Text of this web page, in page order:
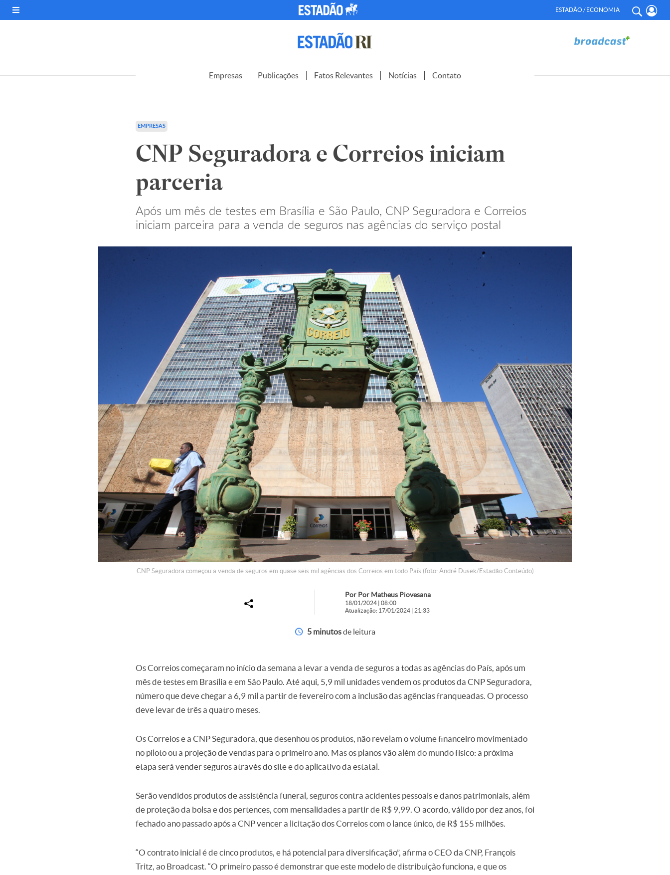
ESTADÃO / ECONOMIA
Empresas Publicações Fatos Relevantes Notícias Contato
EMPRESAS
CNP Seguradora e Correios iniciam
parceria
Após um mês de testes em Brasília e São Paulo, CNP Seguradora e Correios
iniciam parceira para a venda de seguros nas agências do serviço postal
CNP Seguradora começou a venda de seguros em quase seis mil agências dos Correios em todo País (foto: André Dusek/Estadão Conteúdo)
Por Por Matheus Piovesana
18/01/2024 | 08:00
Atualização: 17/01/2024 | 21:33
5 minutosde leitura
Os Correios começaram no início da semana a levar a venda de seguros a todas as agências do País, após um
mês de testes em Brasília e em São Paulo. Até aqui, 5,9 mil unidades vendem os produtos da CNP Seguradora,
número que deve chegar a 6,9 mil a partir de fevereiro com a inclusão das agências franqueadas. O processo
deve levar de três a quatro meses.
Os Correios e a CNP Seguradora, que desenhou os produtos, não revelam o volume financeiro movimentado
no piloto ou a projeção de vendas para o primeiro ano. Mas os planos vão além do mundo físico: a próxima
etapa será vender seguros através do site e do aplicativo da estatal.
Serão vendidos produtos de assistência funeral, seguros contra acidentes pessoais e danos patrimoniais, além
de proteção da bolsa e dos pertences, com mensalidades a partir de R$ 9,99. O acordo, válido por dez anos, foi
fechado ano passado após a CNP vencer a licitação dos Correios com o lance único, de R$ 155 milhões.
“O contrato inicial é de cinco produtos, e há potencial para diversificação”, afirma o CEO da CNP, François
Tritz, ao Broadcast. “O primeiro passo é demonstrar que este modelo de distribuição funciona, e que os